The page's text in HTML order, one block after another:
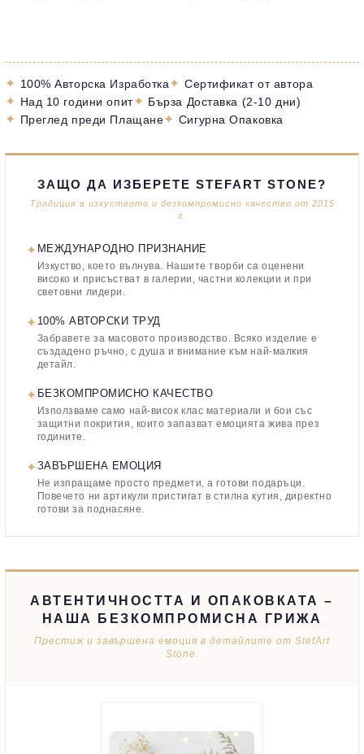
✦ 100% Авторска Изработка✦ Сертификат от автора
✦ Над 10 години опит✦ Бърза Доставка (2-10 дни)
✦ Преглед преди Плащане✦ Сигурна Опаковка
ЗАЩО ДА ИЗБЕРЕТЕ STEFART STONE?
Традиция в изкуството и безкомпромисно качество от 2015
г.
✦ МЕЖДУНАРОДНО ПРИЗНАНИЕ
Изкуство, което вълнува. Нашите творби са оценени
високо и присъстват в галерии, частни колекции и при
световни лидери.
✦ 100% АВТОРСКИ ТРУД
Забравете за масовото производство. Всяко изделие е
създадено ръчно, с душа и внимание към най-малкия
детайл.
✦ БЕЗКОМПРОМИСНО КАЧЕСТВО
Използваме само най-висок клас материали и бои със
защитни покрития, които запазват емоцията жива през
годините.
✦ЗАВЪРШЕНА ЕМОЦИЯ
Не изпращаме просто предмети, а готови подаръци.
Повечето ни артикули пристигат в стилна кутия, директно
готови за поднасяне.
АВТЕНТИЧНОСТТА И ОПАКОВКАТА –
НАША БЕЗКОМПРОМИСНА ГРИЖА
Престиж и завършена емоция в детайлите от StefArt
Stone.